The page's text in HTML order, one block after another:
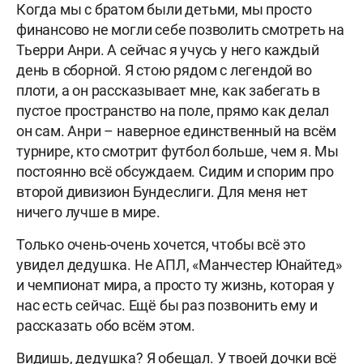
Когда мы с братом были детьми, мы просто
финансово не могли себе позволить смотреть на
Тьерри Анри. А сейчас я учусь у него каждый
день в сборной. Я стою рядом с легендой во
плоти, а он рассказывает мне, как забегать в
пустое пространство на поле, прямо как делал
он сам. Анри – наверное единственный на всём
турнире, кто смотрит футбол больше, чем я. Мы
постоянно всё обсуждаем. Сидим и спорим про
второй дивизион Бундеслиги. Для меня нет
ничего лучше в мире.
Только очень-очень хочется, чтобы всё это
увидел дедушка. Не АПЛ, «Манчестер Юнайтед»
и чемпионат мира, а просто ту жизнь, которая у
нас есть сейчас. Ещё бы раз позвонить ему и
рассказать обо всём этом.
Видишь, дедушка? Я обещал. У твоей дочки всё